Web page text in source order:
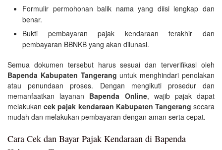
Formulir permohonan balik nama yang diisi lengkap dan
benar.
Bukti pembayaran pajak kendaraan terakhir dan
pembayaran BBNKB yang akan dilunasi.
Semua dokumen tersebut harus sesuai dan terverifikasi oleh
Bapenda Kabupaten Tangerang untuk menghindari penolakan
atau penundaan proses. Dengan mengikuti prosedur dan
memanfaatkan layanan Bapenda Online, wajib pajak dapat
melakukancek pajak kendaraan Kabupaten Tangerang secara
mudah dan melakukan pembayaran dengan aman serta cepat.
Cara Cek dan Bayar Pajak Kendaraan di Bapenda